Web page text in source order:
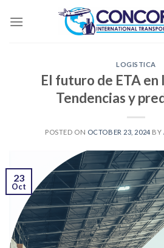
LOGISTICA
El futuro de ETA
Tendencias y
POSTED ON OCTOBER 23, 2024 BY
23
Oct